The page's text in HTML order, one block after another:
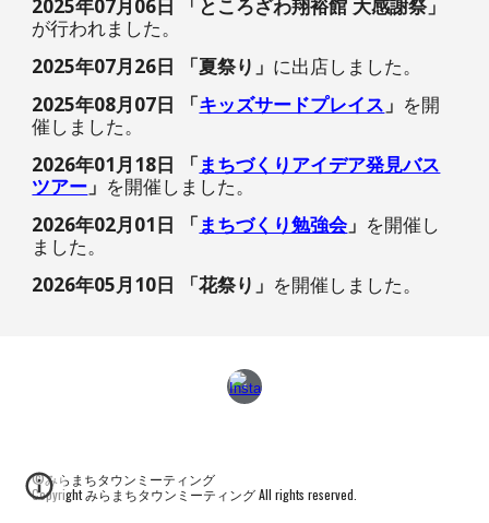
2025年07月06日 「ところざわ翔裕館 大感謝祭」
が行われました。
2025年07月26日 「夏祭り 」 に出店しました。
2025年08月07日 「キッズサードプレイス 」 を開
催しました。
2026年01月18日 「まちづくりアイデア発見バス
ツアー 」 を開催しました。
2026年02月01日 「まちづくり勉強会 」 を開催し
ました。
2026年05月10日 「花祭り 」 を開催しました。
©みらまちタウンミーティング
CopyrightみらまちタウンミーティングAll rights reserved.